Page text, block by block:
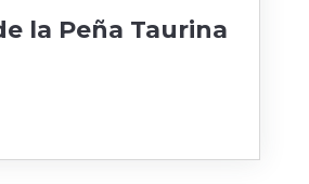
la Peña Taurina